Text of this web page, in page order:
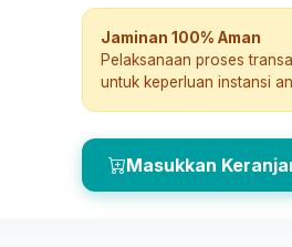
Jaminan 100% Aman
Pelaksanaan proses
untuk keperluan instansi
Masukkan